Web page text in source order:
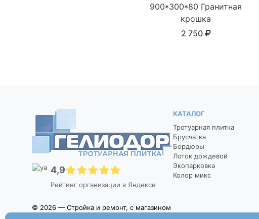
900*300*80 Гранитная
крошка
2 750
4,9
Рейтинг организации в Яндексе
© 2026 — Стройка и ремонт, с магазином
КАТАЛОГ
Тротуарная плитка
Брусчатка
Бордюры
Лоток дождевой
Экопарковка
Колор микс